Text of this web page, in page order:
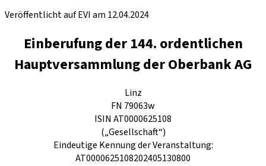
Veröffentlicht auf EVI am 12.04.2024
Einberufung der 144. ordentlichen
Hauptversammlung der Oberbank AG
Linz
FN 79063w
ISIN AT0000625108
(„Gesellschaft“)
Eindeutige Kennung der Veranstaltung:
AT0000625108202405130800